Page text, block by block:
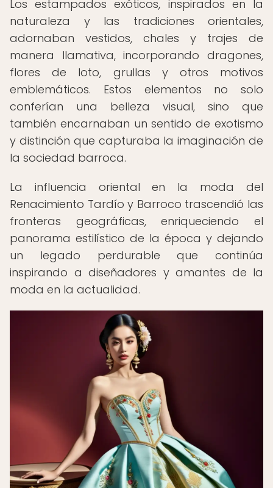
Los estampados exóticos, inspirados en la
naturaleza y las tradiciones orientales,
adornaban vestidos, chales y trajes de
manera llamativa, incorporando dragones,
flores de loto, grullas y otros motivos
emblemáticos. Estos elementos no solo
conferían una belleza visual, sino que
también encarnaban un sentido de exotismo
y distinción que capturaba la imaginación de
la sociedad barroca.
La influencia oriental en la moda del
Renacimiento Tardío y Barroco trascendió las
fronteras geográficas, enriqueciendo el
panorama estilístico de la época y dejando
un legado perdurable que continúa
inspirando a diseñadores y amantes de la
moda en la actualidad.